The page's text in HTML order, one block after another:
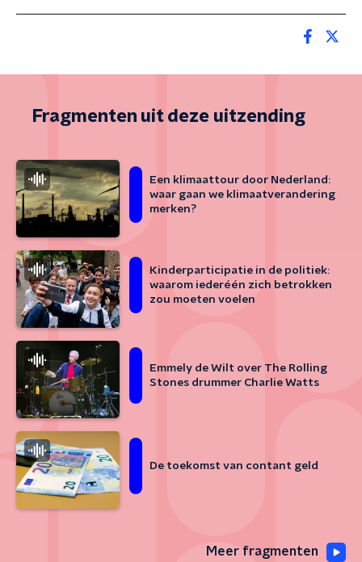
Fragmenten uit deze uitzending
Een klimaattour door Nederland:
waar gaan we klimaatverandering
merken?
Kinderparticipatie in de politiek:
waarom iederéén zich betrokken
zou moeten voelen
Emmely de Wilt over The Rolling
Stones drummer Charlie Watts
De toekomst van contant geld
Meer fragmenten